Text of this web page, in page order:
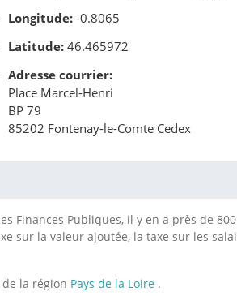
Longitude: -0.8065
Latitude: 46.465972
Adresse courrier:
Place Marcel-Henri
BP 79
85202 Fontenay-le-Comte Cedex
Finances Publiques, il y en a près de
sur la valeur ajoutée, la taxe sur les
la région Pays de la Loire .